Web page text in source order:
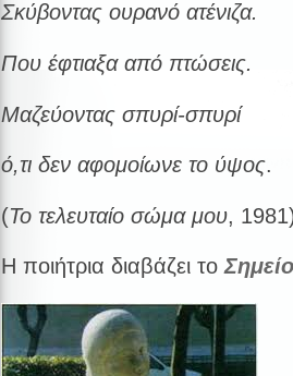
Σκύβοντας ουρανό ατένιζα.
Που έφτιαξα από πτώσεις.
Μαζεύοντας σπυρί-σπυρί
ό,τι δεν αφομοίωνε το ύψος.
(Το τελευταίο σώμα μου,
Η ποιήτρια διαβάζει το